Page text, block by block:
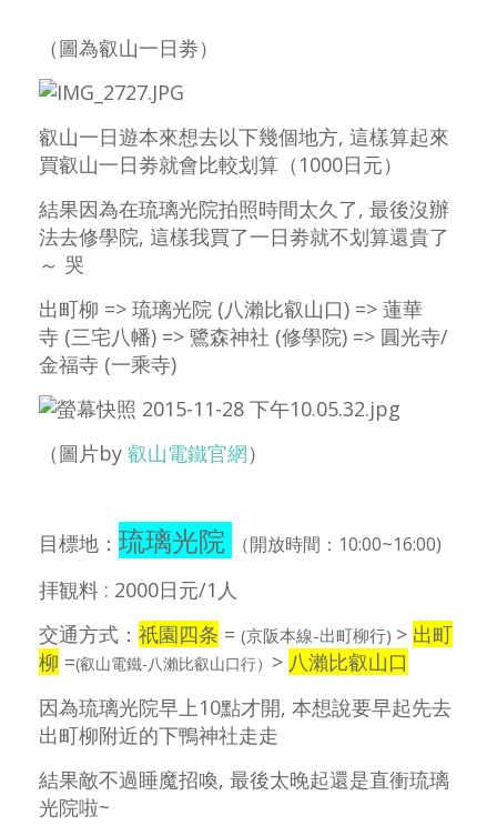
（圖為叡山一日劵）
叡山一日遊本來想去以下幾個地方, 這樣算起來
買叡山一日劵就會比較划算（1000日元）
結果因為在琉璃光院拍照時間太久了, 最後沒辦
法去修學院, 這樣我買了一日劵就不划算還貴了
～ 哭
出町柳 => 琉璃光院 (八瀨比叡山口) => 蓮華
寺 (三宅八幡) => 鷺森神社 (修學院) => 圓光寺/
金福寺 (一乘寺)
（圖片by 叡山電鐵官網）
目標地： 琉璃光院 （開放時間：10:00~16:00)
拝観料 : 2000日元/1人
交通方式： 祇園四条 = (京阪本線-出町柳行) > 出町
柳 =(叡山電鐵-八瀨比叡山口行） > 八瀨比叡山口
因為琉璃光院早上10點才開, 本想說要早起先去
出町柳附近的下鴨神社走走
結果敵不過睡魔招喚, 最後太晚起還是直衝琉璃
光院啦~